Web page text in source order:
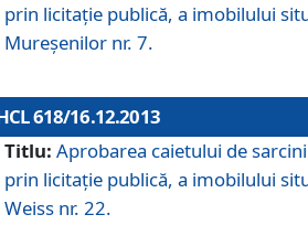
prin licitaţie publică, a imobilului
Mureşenilor nr. 7.
618/16.12.2013
Titlu: Aprobarea caietului de
prin licitaţie publică, a imobilului
Weiss nr. 22.